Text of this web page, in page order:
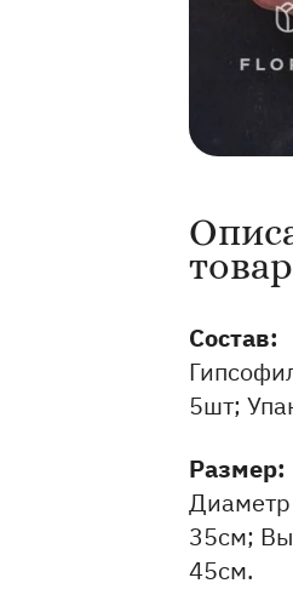
Состав:
5шт;
Pазмер:
35см
45см